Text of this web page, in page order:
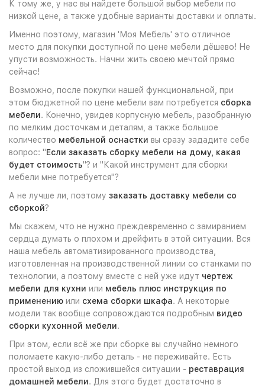
К тому же, у нас вы найдете большой выбор мебели по
низкой цене, а также удобные варианты доставки и оплаты.
Именно поэтому, магазин 'Моя Мебель' это отличное
место для покупки доступной по цене мебели дёшево! Не
упусти возможность. Начни жить своею мечтой прямо
сейчас!
Возможно, после покупки нашей функциональной, при
этом бюджетной по цене мебели вам потребуется сборка
мебели. Конечно, увидев корпусную мебель, разобранную
по мелким досточкам и деталям, а также большое
количество мебельной оснастки вы сразу зададите себе
вопрос: "Если заказать сборку мебели на дому, какая
будет стоимость"? и "Какой инструмент для сборки
мебели мне потребуется"?
А не лучше ли, поэтому заказать доставку мебели со
сборкой?
Мы скажем, что не нужно преждевременно с замиранием
сердца думать о плохом и дрейфить в этой ситуации. Вся
наша мебель автоматизированного производства,
изготовленная на производственной линии со станками по
технологии, а поэтому вместе с ней уже идут чертеж
мебели для кухни или мебель плюс инструкция по
применению или схема сборки шкафа. А некоторые
модели так вообще сопровождаются подробным видео
сборки кухонной мебели.
При этом, если всё же при сборке вы случайно немного
поломаете какую-либо деталь - не переживайте. Есть
простой выход из сложившейся ситуации - реставрация
домашней мебели. Для этого будет достаточно в